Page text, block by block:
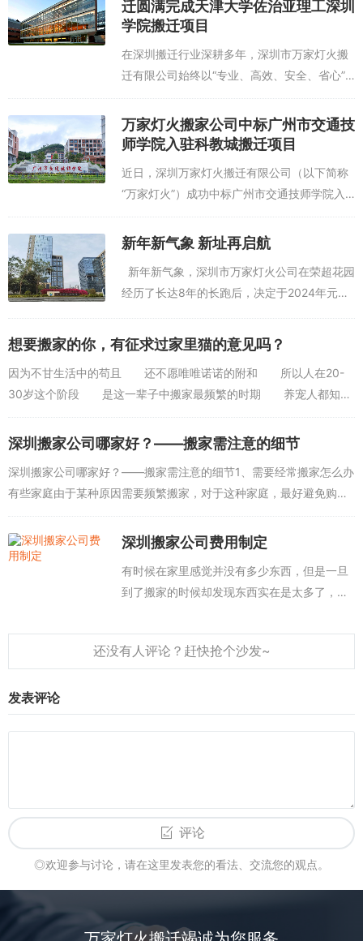
迁圆满完成天津大学佐治亚理工深圳
学院搬迁项目
在深圳搬迁行业深耕多年，深圳市万家灯火搬
迁有限公司始终以“专业、高效、安全、省心”
为核心宗旨，深耕企事业单位搬迁、高校搬
迁、科研机构搬迁等高端搬迁领域，凭借扎实
的深圳搬迁服务实力、完善的搬迁服务体系
万家灯火搬家公司中标广州市交通技
师学院入驻科教城搬迁项目
近日，深圳万家灯火搬迁有限公司（以下简称
“万家灯火”）成功中标广州市交通技师学院入
驻科教城搬迁项目（2024年度），再度彰显了
其在搬迁行业的强劲竞争力。该项目标志着万
新年新气象 新址再启航
新年新气象，深圳市万家灯火公司在荣超花园
经历了长达8年的长跑后，决定于2024年元
超花园搬迁至深圳市龙岗区东九创新科技园一
期一栋。 &...
想要搬家的你，有征求过家里猫的意见吗？
因为不甘生活中的苟且 还不愿唯唯诺诺的附和 所以人在20-
30岁这个阶段 是这一辈子中搬家最频繁的时期 养宠人都知
道 当自己独身一人出门闯荡时 是多么自由自在，也毫无后顾
之忧 想闯，那就...
深圳搬家公司哪家好？——搬家需注意的细节
深圳搬家公司哪家好？——搬家需注意的细节1、需要经常搬家怎么办
有些家庭由于某种原因需要频繁搬家，对于这种家庭，最好避免购买
一些大件家具，而是尽量利用房东提供的设备。搬家用过的纸箱子最
好不要扔掉，以备下...
深圳搬家公司费用制定
有时候在家里感觉并没有多少东西，但是一旦
到了搬家的时候却发现东西实在是太多了，大
运输，对人手的需求量也很大。搬家公司的成
本是根据不同的服务项目而制定的，那么搬
发表评论
评论
◎欢迎参与讨论，请在这里发表您的看法、交流您的观点。